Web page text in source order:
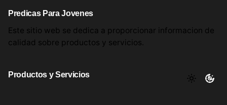
Predicas Para Jovenes
Este sitio web se dedica a proporcionar informacion de
calidad sobre productos y servicios.
Productos y Servicios